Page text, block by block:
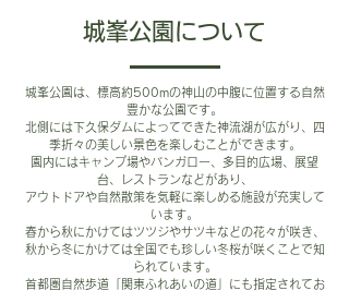
城峯公園について
城峯公園は、標高約500mの神山の中腹に位置する自然
豊かな公園です。
北側には下久保ダムによってできた神流湖が広がり、四
季折々の美しい景色を楽しむことができます。
園内にはキャンプ場やバンガロー、多目的広場、展望
台、レストランなどがあり、
アウトドアや自然散策を気軽に楽しめる施設が充実して
います。
春から秋にかけてはツツジやサツキなどの花々が咲き、
秋から冬にかけては全国でも珍しい冬桜が咲くことで知
られています。
首都圏自然歩道「関東ふれあいの道」にも指定されてお